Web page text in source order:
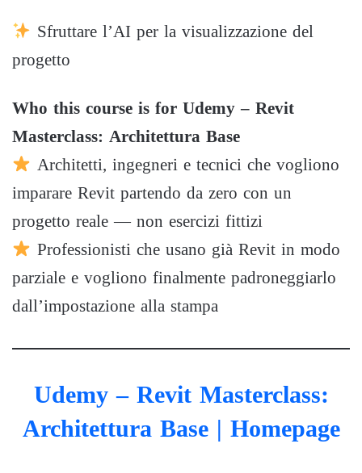
Sfruttare l’AI per la visualizzazione del
progetto
Who this course is forUdemy – Revit
Masterclass: Architettura Base
Architetti, ingegneri e tecnici che vogliono
imparare Revit partendo da zero con un
progetto reale — non esercizi fittizi
Professionisti che usano già Revit in modo
parziale e vogliono finalmente padroneggiarlo
dall’impostazione alla stampa
Udemy – Revit Masterclass:
Architettura Base| Homepage